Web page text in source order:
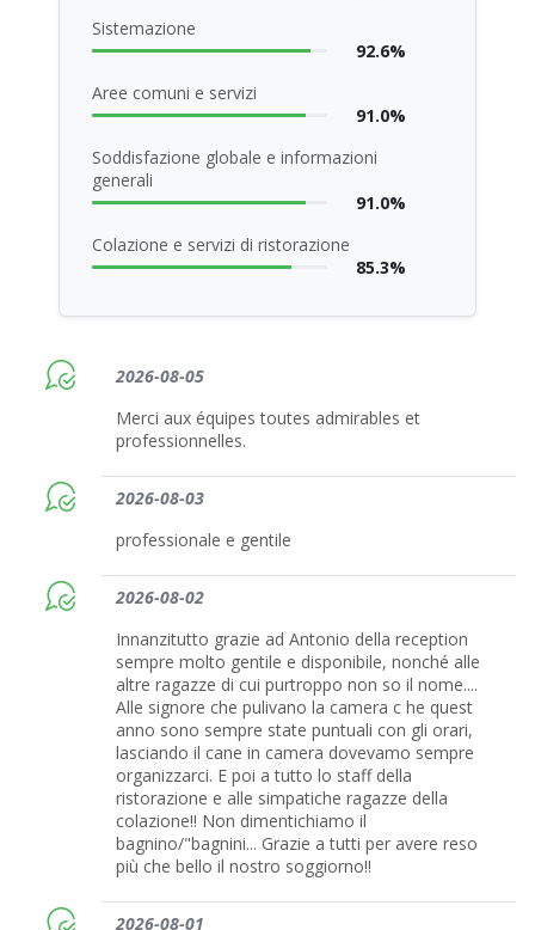
2026-08-05
Merci aux équipes toutes admirables et
professionnelles.
2026-08-03
professionale e gentile
2026-08-02
Innanzitutto grazie ad Antonio della reception
sempre molto gentile e disponibile, nonché alle
altre ragazze di cui purtroppo non so il nome....
Alle signore che pulivano la camera c he quest
anno sono sempre state puntuali con gli orari,
lasciando il cane in camera dovevamo sempre
organizzarci. E poi a tutto lo staff della
ristorazione e alle simpatiche ragazze della
colazione!! Non dimentichiamo il
bagnino/"bagnini... Grazie a tutti per avere reso
più che bello il nostro soggiorno!!
2026-08-01
Sistemazione
92.6%
Aree comuni e servizi
91.0%
Soddisfazione globale e informazioni
generali
91.0%
Colazione e servizi di ristorazione
85.3%